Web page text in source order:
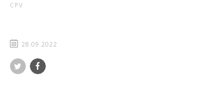
CPV
28.09.2022